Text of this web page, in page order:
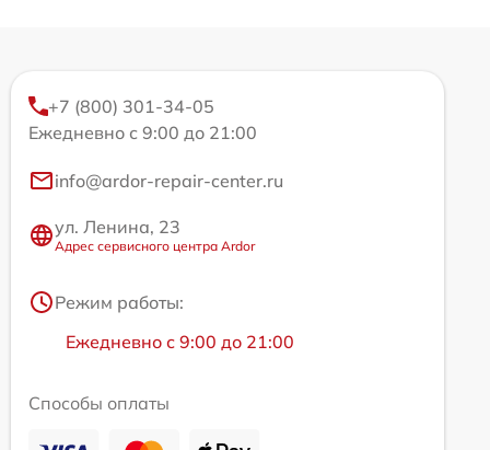
+7 (800) 301-34-05
Ежедневно с 9:00 до 21:00
info@ardor-repair-center.ru
ул. Ленина, 23
Адрес сервисного центра Ardor
Режим работы:
Ежедневно с 9:00 до 21:00
Способы оплаты